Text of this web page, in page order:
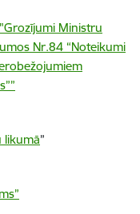
"Grozījumi Ministru
Nr.84 “Noteikumi
likumā”